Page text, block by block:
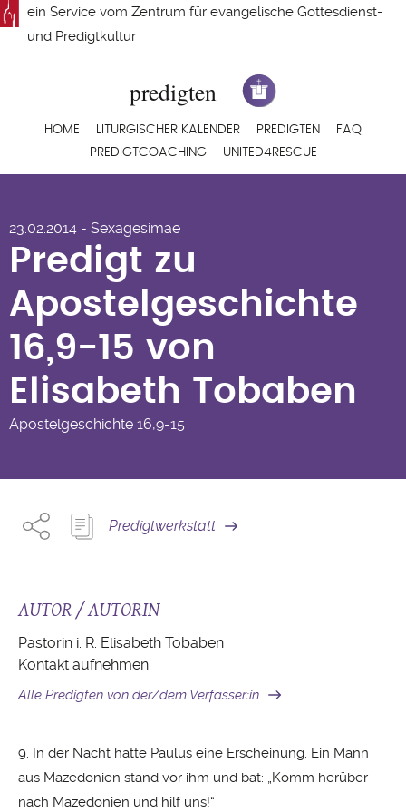
Direkt
zum
ein Service vom Zentrum für evangelische Gottesdienst-
und Predigtkultur
Hauptnavigation
HOME LITURGISCHER KALENDER PREDIGTEN
FAQ
PREDIGTCOACHING
UNITED4RESCUE
Apostelgeschichte
16,9-15 von Elisabeth
Tobaben
23.02.2014 - Sexagesimae
Predigt zu
Apostelgeschichte
16,9-15 von
Elisabeth Tobaben
Apostelgeschichte 16,9-15
Predigtwerkstatt
AUTOR / AUTORIN
Pastorin i. R. Elisabeth Tobaben
Kontakt aufnehmen
Alle Predigten von der/dem Verfasser:in
9. In der Nacht hatte Paulus eine Erscheinung. Ein Mann
aus Mazedonien stand vor ihm und bat: „Komm herüber
nach Mazedonien und hilf uns!“